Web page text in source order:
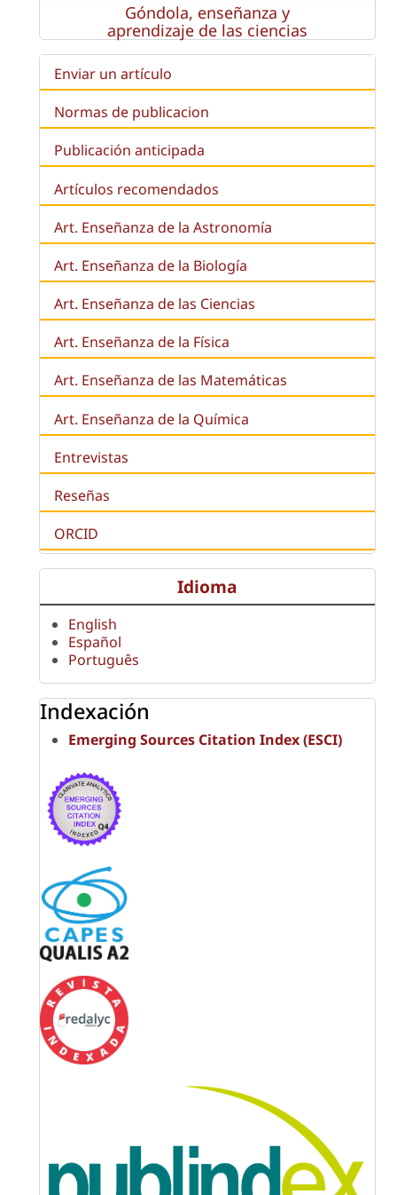
Góndola, enseñanza y
aprendizaje de las ciencias
Enviar un artículo
Normas de publicacion
Publicación anticipada
Artículos recomendados
Art. Enseñanza de la Astronomía
Art. Enseñanza de la Biología
Art. Enseñanza de las Ciencias
Art. Enseñanza de la Física
Art. Enseñanza de las Matemáticas
Art. Enseñanza de la Química
Entrevistas
Reseñas
ORCID
Idioma
English
Español
Português
Indexación
Emerging Sources Citation Index (ESCI)